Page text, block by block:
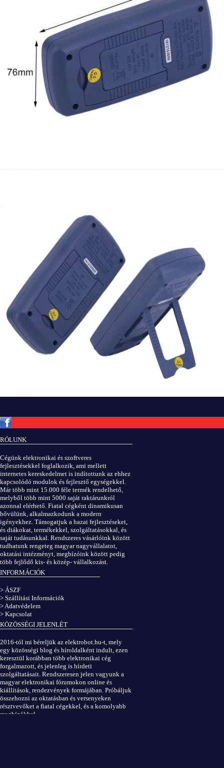
RÓLUNK
Cégünk elektronikai és szoftveres
fejlesztésekkel foglalkozik, ami mellett
internetes kereskedelmet is indítottunk az ehhez
kapcsolódó modulok és fejlesztő egységekkel.
Már több mint 15.000 féle termék rendelhető,
melyből több mint 5000 saját raktárunkról
azonnal elérhető. Fiatal cégként dinamikusan
bővülünk, alkalmazkodunk a modern
igényekhez. Támogatjuk a hazai fejlesztéseket,
és diákokat, termékekkel, szolgáltatásokkal, és
saját tudásunkkal. Rendszeres vásárlóink között
tudhatunk rengeteg magyar nagyvállalatot,
oktatási intézményt, megbízóink között pedig
több fejlődő kis- és közép- vállalkozást.
INFORMÁCIÓK
> ÁSZF
> Szállítási Információk
> Adatvédelem
> Kapcsolat
KÖZÖSSÉGI JELENLÉT
2016-tól mi béreljük az elektrobot.hu-t, mely
egy közösségi blog és híroldalként indult, ezen
keresztül korábban több elektronikai cég
forgalmazott, és jelenleg is hírdeti
szolgáltatásait. Rendszeresen jelen vagyunk a
magyar elektronikai fórumokon online és
kiállítások, rendezvények formájában. Próbáljuk
összehozni az oktatásban és versenyeken
résztvevőket a fiatal cégekkel, és a komolyabb
megbízókkal.